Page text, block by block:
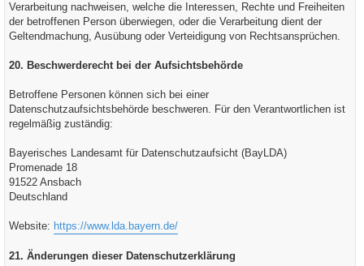
Verarbeitung nachweisen, welche die Interessen, Rechte und Freiheiten
der betroffenen Person überwiegen, oder die Verarbeitung dient der
Geltendmachung, Ausübung oder Verteidigung von Rechtsansprüchen.
20. Beschwerderecht bei der Aufsichtsbehörde
Betroffene Personen können sich bei einer
Datenschutzaufsichtsbehörde beschweren. Für den Verantwortlichen ist
regelmäßig zuständig:
Bayerisches Landesamt für Datenschutzaufsicht (BayLDA)
Promenade 18
91522 Ansbach
Deutschland
Website: https://www.lda.bayern.de/
21. Änderungen dieser Datenschutzerklärung